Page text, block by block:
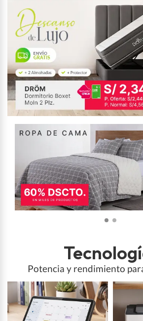
Potencia y rendimiento